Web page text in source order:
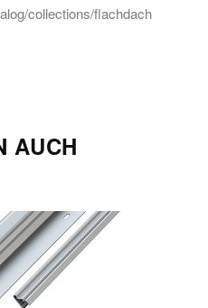
collections/flachdach
AUCH